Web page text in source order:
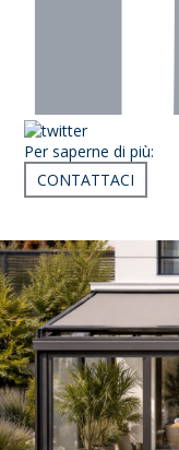
Per saperne di più:
CONTATTACI